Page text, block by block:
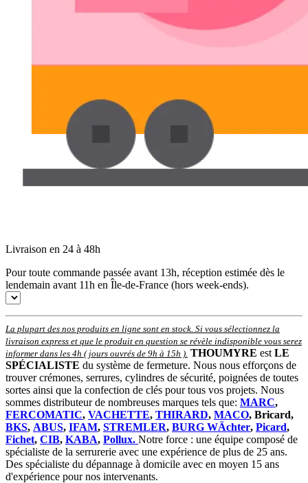
Livraison en 24 à 48h
Pour toute commande passée avant 13h, réception estimée dès le
lendemain avant 11h en Île-de-France (hors week-ends).
La plupart des nos produits en ligne sont en stock. Si vous sélectionnez la
livraison express et que le produit en question se révèle indisponible vous serez
informer dans les 4h ( jours ouvrés de 9h à 15h ) THOUMYRE est LE
SPÉCIALISTE du système de fermeture. Nous nous efforçons de
trouver crémones, serrures, cylindres de sécurité, poignées de toutes
sortes ainsi que la confection de clés pour tous vos projets. Nous
sommes distributeur de nombreuses marques tels que: MARC,
FERCOMATIC, VACHETTE, THIRARD, MACO, Bricard,
BKS, ABUS, IFAM, STREMLER, BURG WÄchter, Picard,
Fichet, CIB, KABA, Pollux. Notre force : une équipe composé de
spécialiste de la serrurerie avec une expérience de plus de 25 ans.
Des spécialiste du dépannage à domicile avec en moyen 15 ans
d'expérience pour nos intervenants.